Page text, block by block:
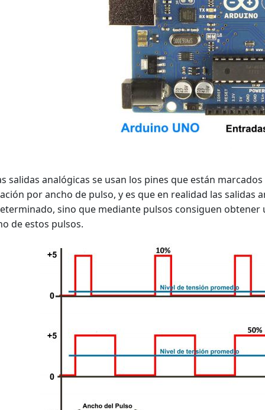
salidas analógicas se usan los pines que están
por ancho de pulso, y es que en realidad las salidas
sino que mediante pulsos consiguen
de estos pulsos.